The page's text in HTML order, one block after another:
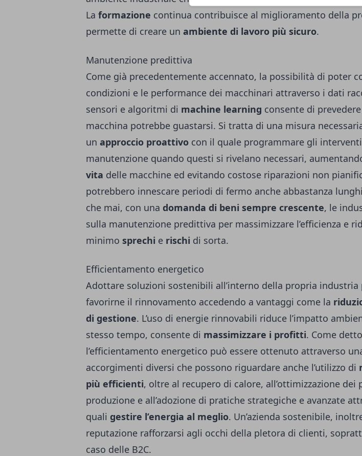
La formazione continua contribuisce al miglioramento della
permette di creare un ambiente di lavoro più sicuro.
Manutenzione predittiva
Come già precedentemente accennato, la possibilità di poter
condizioni e le performance dei macchinari attraverso i dati
sensori e algoritmi di machine learning consente di
macchina potrebbe guastarsi. Si tratta di una misura
un approccio proattivo con il quale programmare gli
manutenzione quando questi si rivelano necessari,
vita delle macchine ed evitando costose riparazioni non
potrebbero innescare periodi di fermo anche abbastanza
che mai, con una domanda di beni sempre crescente, le
sulla manutenzione predittiva per massimizzare l’efficienza e
minimo sprechi e rischi di sorta.
Efficientamento energetico
Adottare soluzioni sostenibili all’interno della propria industria
favorirne il rinnovamento accedendo a vantaggi come la
di gestione. L’uso di energie rinnovabili riduce l’impatto
stesso tempo, consente di massimizzare i profitti. Come
l’efficientamento energetico può essere ottenuto attraverso
accorgimenti diversi che possono riguardare anche l’utilizzo di
più efficienti, oltre al recupero di calore, all’ottimizzazione dei
produzione e all’adozione di pratiche strategiche e avanzate
quali gestire l’energia al meglio. Un’azienda sostenibile,
reputazione rafforzarsi agli occhi della pletora di clienti,
caso delle B2C.